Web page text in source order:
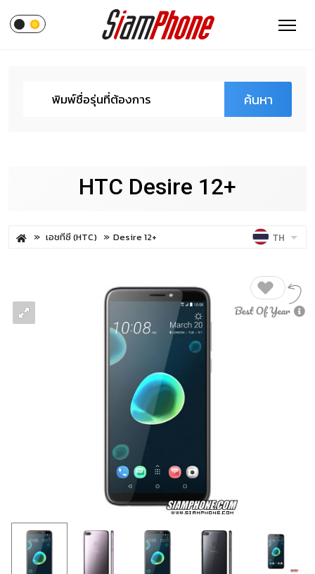
ค้นหา
HTC Desire 12+
เอชทีซี (HTC) Desire 12+ TH